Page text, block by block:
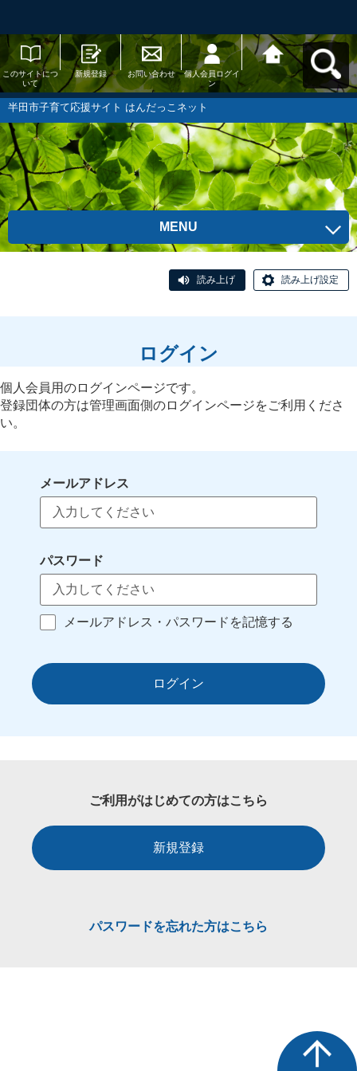
このサイトにつ
いて
新規登録 お問い合わせ
個人会員ログイ
ン
半田市子育て応
援サイト はんだ
っこネットへ戻
半田市子育て応援サイト はんだっこネット
MENU
読み上げ 読み上げ設定
ログイン
個人会員用のログインページです。
登録団体の方は管理画面側のログインページをご利用くださ
い。
メールアドレス
パスワード
メールアドレス・パスワードを記憶する
ログイン
ご利用がはじめての方はこちら
新規登録
パスワードを忘れた方はこちら